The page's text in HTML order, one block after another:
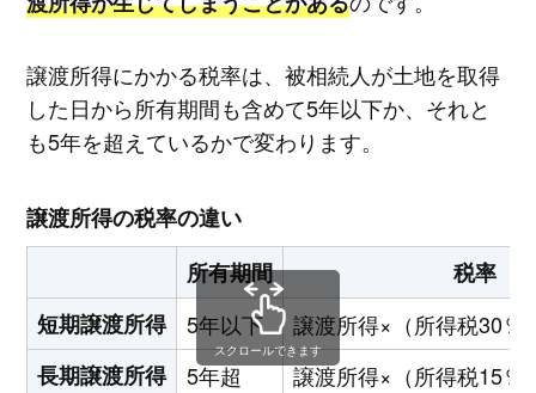
譲渡所得にかかる税率は、被相続人が土地を取得
した日から所有期間も含めて5年以下か、それと
も5年を超えているかで変わります。
譲渡所得の税率の違い
所有期間
税率
短期譲渡所得
5年以下
譲渡所得×（所得税30％
長期譲渡所得
5年超 譲渡所得×（所得税15％
スクロールできます